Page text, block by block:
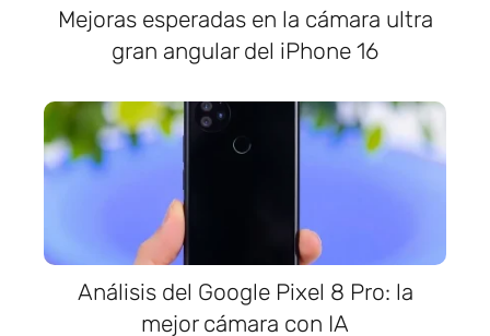
Mejoras esperadas en la cámara ultra
gran angular del iPhone 16
Análisis del Google Pixel 8 Pro: la
mejor cámara con IA